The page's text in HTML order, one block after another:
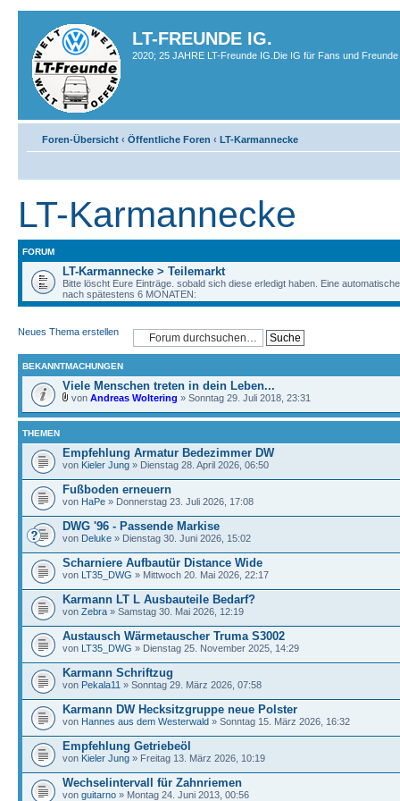
LT-FREUNDE IG.
2020; 25 JAHRE LT-Freunde IG.Die IG für Fans und
Foren-Übersicht ‹ Öffentliche Foren ‹ LT-Karmannecke
LT-Karmannecke
FORUM
LT-Karmannecke > Teilemarkt
Bitte löscht Eure Einträge. sobald sich diese erledigt haben. Eine
nach spätestens 6 MONATEN:
Neues Thema erstellen
BEKANNTMACHUNGEN
Viele Menschen treten in dein Leben...
von Andreas Woltering » Sonntag 29. Juli 2018, 23:31
THEMEN
Empfehlung Armatur Bedezimmer DW
von Kieler Jung » Dienstag 28. April 2026, 06:50
Fußboden erneuern
von HaPe » Donnerstag 23. Juli 2026, 17:08
DWG '96 - Passende Markise
von Deluke » Dienstag 30. Juni 2026, 15:02
Scharniere Aufbautür Distance Wide
von LT35_DWG » Mittwoch 20. Mai 2026, 22:17
Karmann LT L Ausbauteile Bedarf?
von Zebra » Samstag 30. Mai 2026, 12:19
Austausch Wärmetauscher Truma S3002
von LT35_DWG » Dienstag 25. November 2025, 14:29
Karmann Schriftzug
von Pekala11 » Sonntag 29. März 2026, 07:58
Karmann DW Hecksitzgruppe neue Polster
von Hannes aus dem Westerwald » Sonntag 15. März 2026, 16:32
Empfehlung Getriebeöl
von Kieler Jung » Freitag 13. März 2026, 10:19
Wechselintervall für Zahnriemen
von guitarno » Montag 24. Juni 2013, 00:56